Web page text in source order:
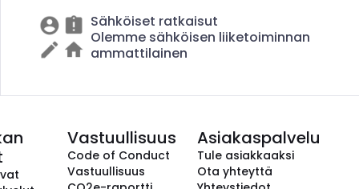
Sähköiset ratkaisut
Olemme sähköisen liiketoiminnan
ammattilainen
Vastuullisuus
Code of Conduct
Vastuullisuus
Asiakaspalvelu
Tule asiakkaaksi
Ota yhteyttä